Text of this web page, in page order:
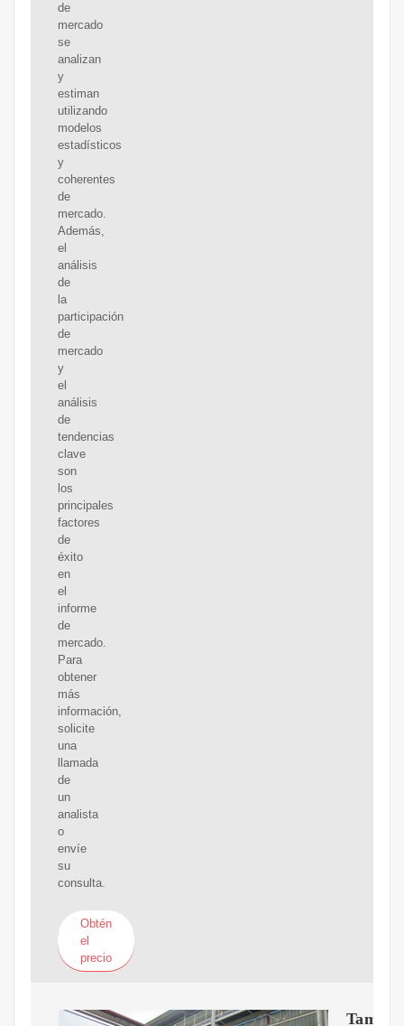
de
mercado
se
analizan
y
estiman
utilizando
modelos
estadísticos
y
coherentes
de
mercado.
Además,
el
análisis
de
la
participación
de
mercado
y
el
análisis
de
tendencias
clave
son
los
principales
factores
de
éxito
en
el
informe
de
mercado.
Para
obtener
más
información,
solicite
una
llamada
de
un
analista
o
envíe
su
consulta.
Obtén
el
precio
Tama?